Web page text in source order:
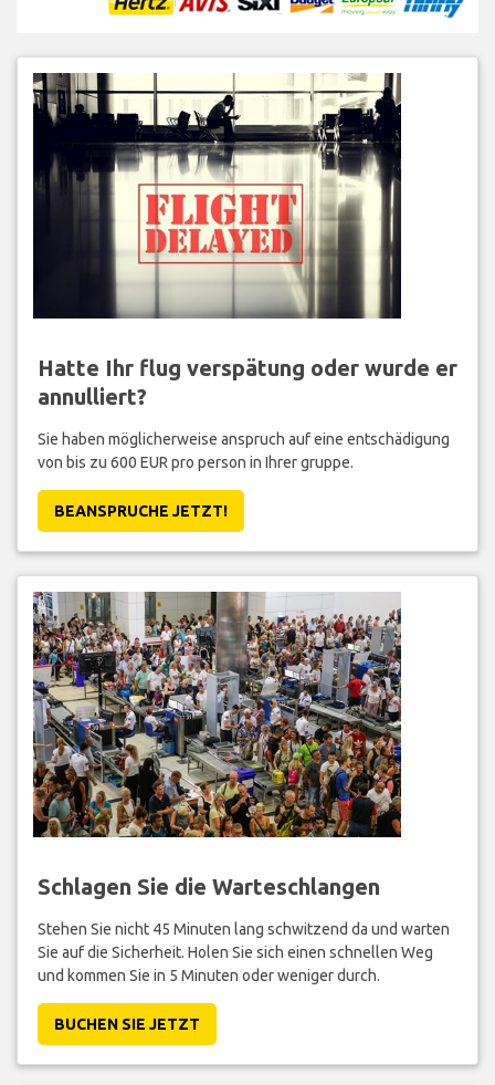
Hatte Ihr flug verspätung oder wurde er
annulliert?
Sie haben möglicherweise anspruch auf eine entschädigung
von bis zu 600 EUR pro person in Ihrer gruppe.
BEANSPRUCHE JETZT!
Schlagen Sie die Warteschlangen
Stehen Sie nicht 45 Minuten lang schwitzend da und warten
Sie auf die Sicherheit. Holen Sie sich einen schnellen Weg
und kommen Sie in 5 Minuten oder weniger durch.
BUCHEN SIE JETZT